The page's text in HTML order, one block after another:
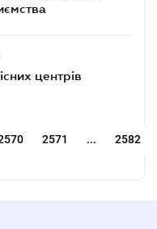
центрів
2571 ... 2582